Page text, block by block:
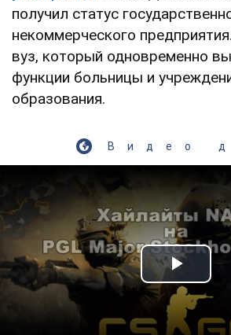
получил статус
некоммерческого
вуз, который одновременно
функции больницы и
образования.
Видео
Play